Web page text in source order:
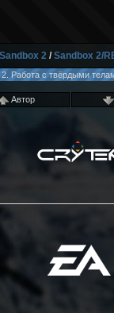
2 /Sandbox 2/
Работа с твёрдыми
Автор